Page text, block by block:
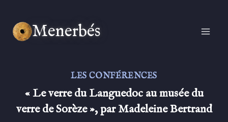
contenuMenerbés
LES CONFÉRENCES
« Le verre du Languedoc au musée du
verre de Sorèze », par Madeleine Bertrand